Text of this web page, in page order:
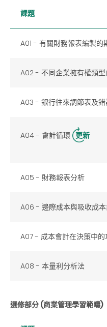
課題
A01 - 有關財務報表編製
A02 - 不同企業擁有權類
A03 - 銀行往來調節表及錯
A04 - 會計循環 更新
A05 - 財務報表分析
A06 - 邊際成本與吸收成
A07 - 成本會計在決策中的
A08 - 本量利分析法
選修部分 (商業管理學習範疇)